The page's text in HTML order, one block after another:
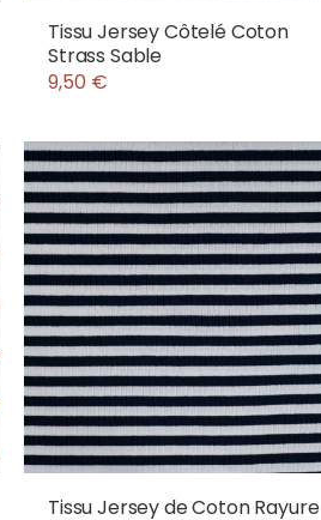
Tissu Jersey Côtelé Coton
Strass Sable
9,50 €
Tissu Jersey de Coton Rayure